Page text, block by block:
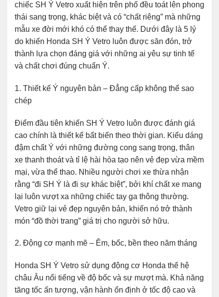
chiếc SH Ý Vetro xuất hiện trên phố đều toát lên phong
thái sang trọng, khác biệt và có “chất riêng” mà những
mẫu xe đời mới khó có thể thay thế. Dưới đây là 5 lý
do khiến Honda SH Ý Vetro luôn được săn đón, trở
thành lựa chọn đáng giá với những ai yêu sự tinh tế
và chất chơi đúng chuẩn Ý.
1. Thiết kế Ý nguyên bản – Đẳng cấp không thể sao
chép
Điểm đầu tiên khiến SH Ý Vetro luôn được đánh giá
cao chính là thiết kế bất biến theo thời gian. Kiểu dáng
đậm chất Ý với những đường cong sang trọng, thân
xe thanh thoát và tỉ lệ hài hòa tạo nên vẻ đẹp vừa mềm
mại, vừa thể thao. Nhiều người chơi xe thừa nhận
rằng “đi SH Ý là đi sự khác biệt”, bởi khí chất xe mang
lại luôn vượt xa những chiếc tay ga thông thường.
Vetro giữ lại vẻ đẹp nguyên bản, khiến nó trở thành
món “đồ thời trang” giá trị cho người sở hữu.
2. Động cơ mạnh mẽ – Êm, bốc, bền theo năm tháng
Honda SH Ý Vetro sử dụng động cơ Honda thế hệ
châu Âu nổi tiếng về độ bốc và sự mượt mà. Khả năng
tăng tốc ấn tượng, vận hành ổn định ở tốc độ cao và